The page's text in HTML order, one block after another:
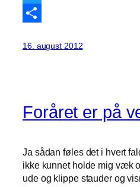
Twitter
16. august 2012
Foråret er på
Ja sådan føles det i hvert
ikke kunnet holde mig væk
ude og klippe stauder og